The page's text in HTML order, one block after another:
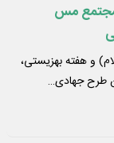
مس
و هفته بهزیستی،
طرح جهادی…